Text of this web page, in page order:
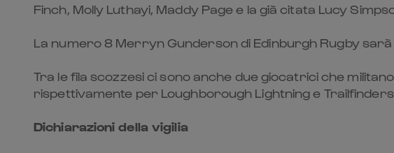
Finch, Molly Luthayi, Maddy Page e la già citata Lucy
La numero 8 Merryn Gunderson di Edinburgh Rugby
Tra le fila scozzesi ci sono anche due giocatrici che
rispettivamente per Loughborough Lightning e Trailfinders
Dichiarazioni della vigilia